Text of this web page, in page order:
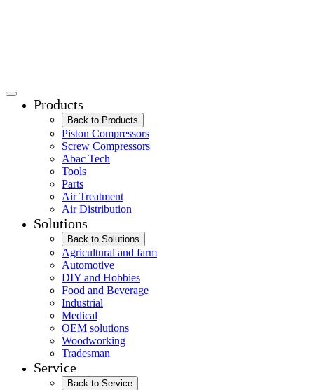
Products
Back to Products
Piston Compressors
Screw Compressors
Abac Tech
Tools
Parts
Air Treatment
Air Distribution
Solutions
Back to Solutions
Agricultural and farm
Automotive
DIY and Hobbies
Food and Beverage
Industrial
Medical
OEM solutions
Woodworking
Tradesman
Service
Back to Service